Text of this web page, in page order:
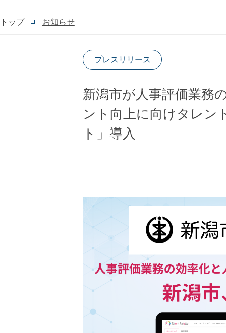
トップ お知らせ
プレスリリース
新潟市が人事評価業務
ント向上に向けタレン
ト」導入